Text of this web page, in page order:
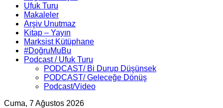
Ufuk Turu
Makaleler
Arşiv Unutmaz
Kitap – Yayın
Marksist Kütüphane
#DoğruMuBu
Podcast / Ufuk Turu
PODCAST/ Bi Durup Düşünsek
PODCAST/ Geleceğe Dönüş
Podcast/Video
Cuma, 7 Ağustos 2026